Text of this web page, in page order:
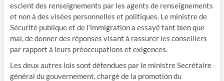
escient des renseignements par les agents de renseignements
et non à des visées personnelles et politiques. Le ministre de
Sécurité publique et de l’immigration a essayé tant bien que
mal, de donner des réponses visant à rassurer les conseillers
par rapport à leurs préoccupations et exigences.
Les deux autres lois sont défendues par le ministre Secrétaire
général du gouvernement, chargé de la promotion du